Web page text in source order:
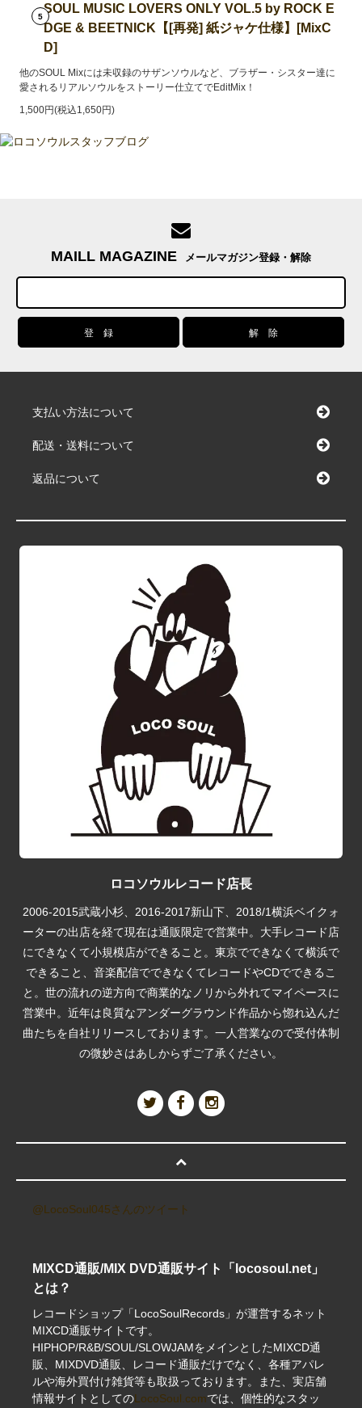
5
SOUL MUSIC LOVERS ONLY VOL.5 by ROCK E
DGE & BEETNICK【[再発] 紙ジャケ仕様】[MixC
D]
他のSOUL Mixには未収録のサザンソウルなど、ブラザー・シスター達に
愛されるリアルソウルをストーリー仕立てでEditMix！
1,500円(税込1,650円)
MAILL MAGAZINE メールマガジン登録・解除
支払い方法について
配送・送料について
返品について
ロコソウルレコード店長
2006-2015武蔵小杉、2016-2017新山下、2018/1横浜ベイクォ
ーターの出店を経て現在は通販限定で営業中。大手レコード店
にできなくて小規模店ができること。東京でできなくて横浜で
できること、音楽配信でできなくてレコードやCDでできるこ
と。世の流れの逆方向で商業的なノリから外れてマイペースに
営業中。近年は良質なアンダーグラウンド作品から惚れ込んだ
曲たちを自社リリースしております。一人営業なので受付体制
の微妙さはあしからずご了承ください。
@LocoSoul045さんのツイート
MIXCD通販/MIX DVD通販サイト「locosoul.net」
とは？
レコードショップ「LocoSoulRecords」が運営するネット
MIXCD通販サイトです。
HIPHOP/R&B/SOUL/SLOWJAMをメインとしたMIXCD通
販、MIXDVD通販、レコード通販だけでなく、各種アパレ
ルや海外買付け雑貨等も取扱っております。また、実店舗
情報サイトとしてのLocoSoul.comでは、個性的なスタッ